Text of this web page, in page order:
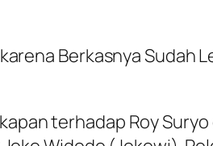
Berkasnya Sudah
terhadap Roy